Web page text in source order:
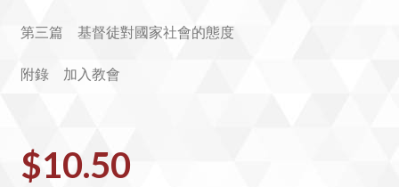
第三篇 基督徒對國家社會的態度
附錄 加入教會
$10.50